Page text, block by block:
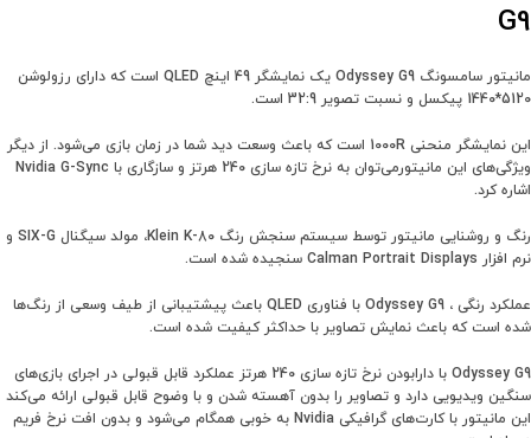
G9
مانیتور سامسونگ Odyssey G9 یک نمایشگر 49 اینچ QLED است که دارای رزولوشن
5120*1440 پیکسل و نسبت تصویر 32:9 است.
این نمایشگر منحنی 1000R است که باعث وسعت دید شما در زمان بازی می‌شود. از دیگر
ویژگی‌های این مانیتورمی‌توان به نرخ تازه سازی 240 هرتز و سازگاری با Nvidia G-Sync
اشاره کرد.
رنگ و روشنایی مانیتور توسط سیستم سنجش رنگ Klein K-80، مولد سیگنال SIX-G و
نرم افزار Calman Portrait Displays سنجیده شده است.
عملکرد رنگی ، Odyssey G9 با فناوری QLED باعث پیشتیبانی از طیف وسعی از رنگ‌ها
شده است که باعث نمایش تصاویر با حداکثر کیفیت شده است.
Odyssey G9 با دارابودن نرخ تازه سازی 240 هرتز عملکرد قابل قبولی در اجرای بازی‌های
سنگین ویدیویی دارد و تصاویر را بدون آهسته شدن و با وضوح قابل قبولی ارائه می‌کند
این مانیتور با کارت‌های گرافیکی Nvidia به خوبی همگام می‌شود و بدون افت نرخ فریم